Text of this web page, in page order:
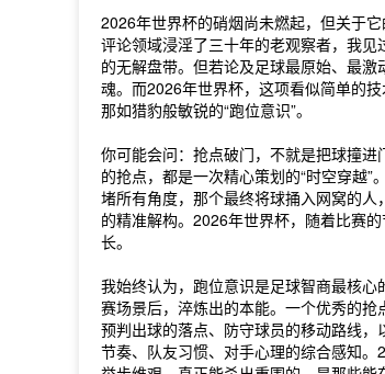
2026年世界杯的硝烟尚未燃起，但关于
评论领域浸淫了三十年的老观察者，我
的无解盘带。但若论及足球最原始、最
魂。而2026年世界杯，这项看似简单的
那如猎豹般敏锐的“跑位意识”。
你可能会问：抢点破门，不就是把球撞
的抢点，都是一次精心策划的“时空穿越
堵所有角度，那个最终将球捅入网窝的
的精准解构。2026年世界杯，随着比赛
长。
我始终认为，跑位意识是足球智商最核
赛场景后，淬炼出的本能。一个优秀的
预判出球的落点、防守球员的移动路线
节奏、队友习惯、对手心理的综合感知